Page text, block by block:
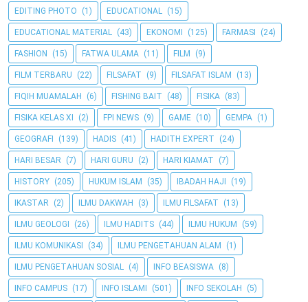
EDITING PHOTO (1) EDUCATIONAL (15)
EDUCATIONAL MATERIAL (43) EKONOMI (125) FARMASI (24)
FASHION (15) FATWA ULAMA (11) FILM (9)
FILM TERBARU (22) FILSAFAT (9) FILSAFAT ISLAM (13)
FIQIH MUAMALAH (6) FISHING BAIT (48) FISIKA (83)
FISIKA KELAS XI (2) FPI NEWS (9) GAME (10) GEMPA (1)
GEOGRAFI (139) HADIS (41) HADITH EXPERT (24)
HARI BESAR (7) HARI GURU (2) HARI KIAMAT (7)
HISTORY (205) HUKUM ISLAM (35) IBADAH HAJI (19)
IKASTAR (2) ILMU DAKWAH (3) ILMU FILSAFAT (13)
ILMU GEOLOGI (26) ILMU HADITS (44) ILMU HUKUM (59)
ILMU KOMUNIKASI (34) ILMU PENGETAHUAN ALAM (1)
ILMU PENGETAHUAN SOSIAL (4) INFO BEASISWA (8)
INFO CAMPUS (17) INFO ISLAMI (501) INFO SEKOLAH (5)